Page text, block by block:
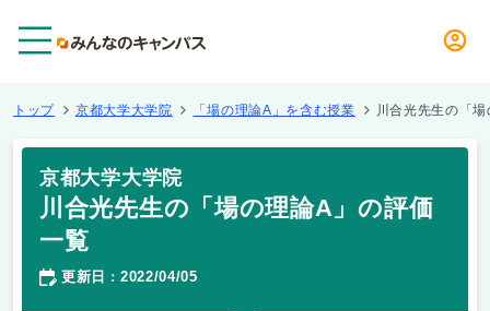
トップ 京都大学大学院 「場の理論A」を含む授業 川合光先生の「
京都大学大学院
川合光先生の「場の理論A」の評価
一覧
更新日 ： 2022/04/05